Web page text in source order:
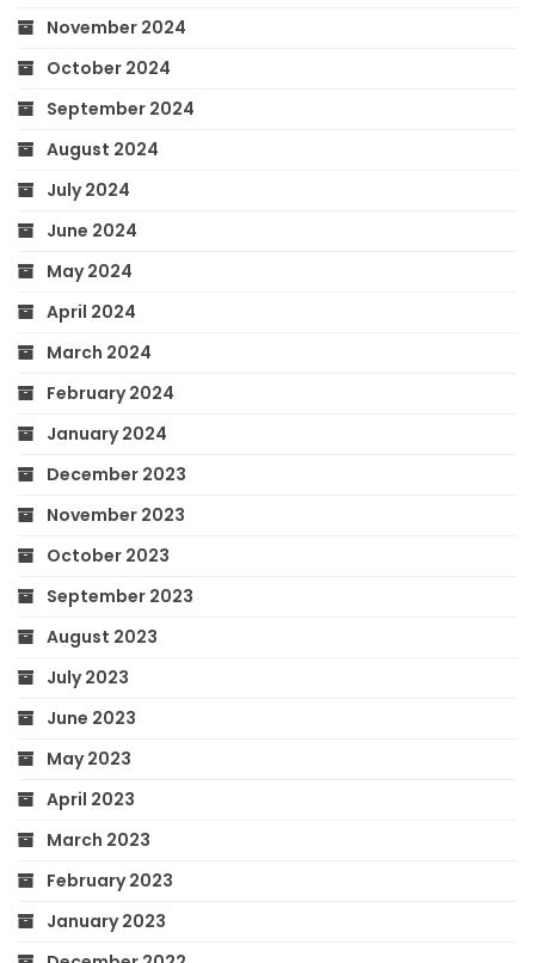
November 2024
October 2024
September 2024
August 2024
July 2024
June 2024
May 2024
April 2024
March 2024
February 2024
January 2024
December 2023
November 2023
October 2023
September 2023
August 2023
July 2023
June 2023
May 2023
April 2023
March 2023
February 2023
January 2023